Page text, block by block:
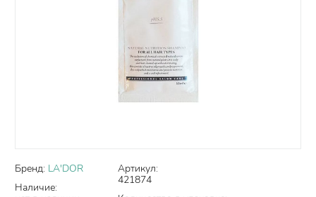
Бренд: LA'DOR
Наличие:
Артикул:
421874